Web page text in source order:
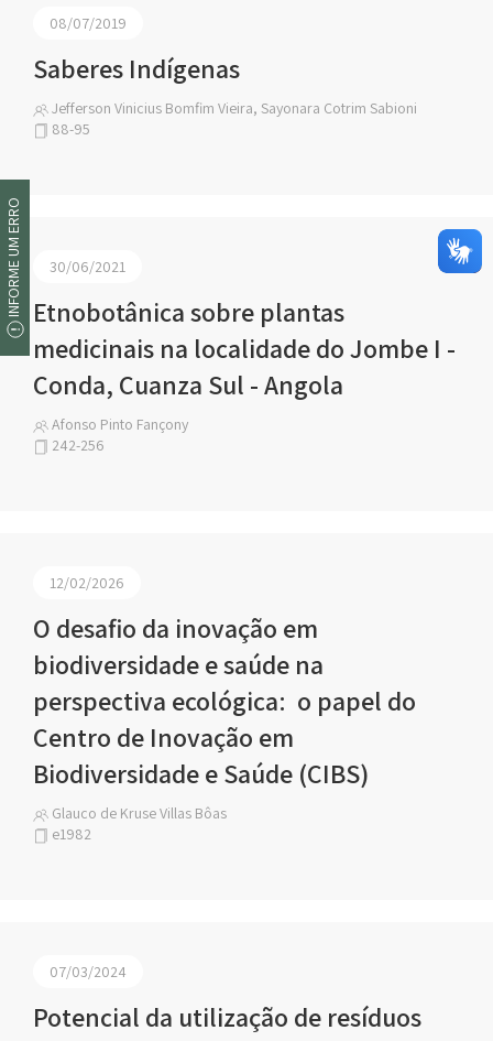
08/07/2019
Saberes Indígenas
Jefferson Vinicius Bomfim Vieira, Sayonara Cotrim Sabioni
88-95
30/06/2021
Etnobotânica sobre plantas
medicinais na localidade do Jombe I -
Conda, Cuanza Sul - Angola
Afonso Pinto Fançony
242-256
12/02/2026
O desafio da inovação em
biodiversidade e saúde na
perspectiva ecológica: o papel do
Centro de Inovação em
Biodiversidade e Saúde (CIBS)
Glauco de Kruse Villas Bôas
e1982
07/03/2024
Potencial da utilização de resíduos
INFORME UM ERRO